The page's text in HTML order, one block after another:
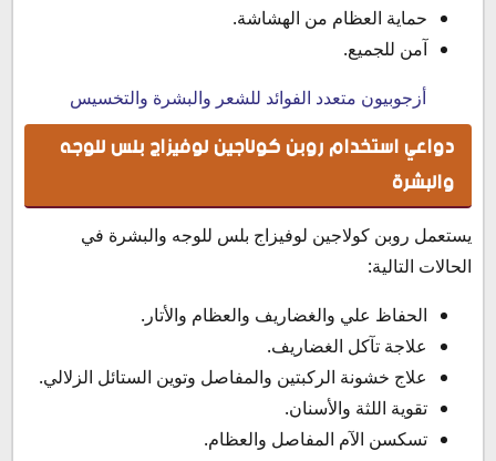
حماية العظام من الهشاشة.
آمن للجميع.
أزجوبيون متعدد الفوائد للشعر والبشرة والتخسيس
دواعي استخدام روبن كولاجين لوفيزاج بلس للوجه
والبشرة
يستعمل روبن كولاجين لوفيزاج بلس للوجه والبشرة في
الحالات التالية:
الحفاظ علي والغضاريف والعظام والأتار.
علاجة تآكل الغضاريف.
علاج خشونة الركبتين والمفاصل وتوين الستائل الزلالي.
تقوية اللثة والأسنان.
تسكسن الآم المفاصل والعظام.